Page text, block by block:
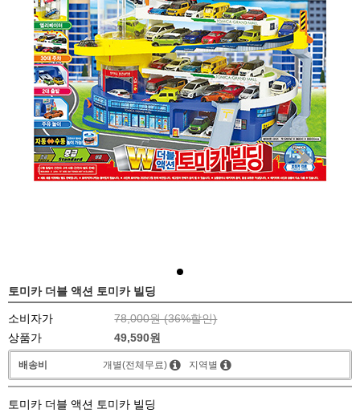
토미카 더블 액션 토미카 빌딩
소비자가 78,000원 (36%할인)
상품가
49,590원
배송비 개별(전체무료) 지역별
토미카 더블 액션 토미카 빌딩